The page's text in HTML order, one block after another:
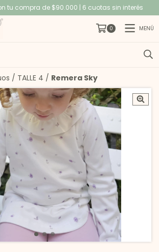
tu compra de $90.000 | 6 cuotas sin interés
0 MENÚ
/ TALLE 4 / Remera Sky